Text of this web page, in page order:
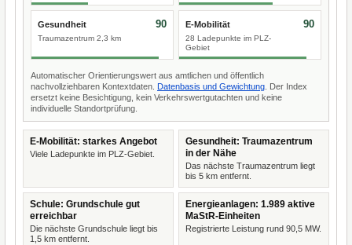
Gesundheit
Traumazentrum 2,3 km
90 E-Mobilität
28 Ladepunkte im PLZ-
Gebiet
90
Automatischer Orientierungswert aus amtlichen und öffentlich
nachvollziehbaren Kontextdaten. Datenbasis und Gewichtung . Der Index
ersetzt keine Besichtigung, kein Verkehrswertgutachten und keine
individuelle Standortprüfung.
E-Mobilität: starkes Angebot
Viele Ladepunkte im PLZ-Gebiet.
Gesundheit: Traumazentrum
in der Nähe
Das nächste Traumazentrum liegt
bis 5 km entfernt.
Schule: Grundschule gut
erreichbar
Die nächste Grundschule liegt bis
1,5 km entfernt.
Energieanlagen: 1.989 aktive
MaStR-Einheiten
Registrierte Leistung rund 90,5 MW.